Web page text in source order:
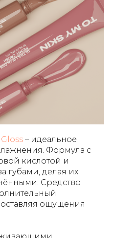
– идеальное
Формула с
кислотой и
губами, делая их
Средство
ощущения